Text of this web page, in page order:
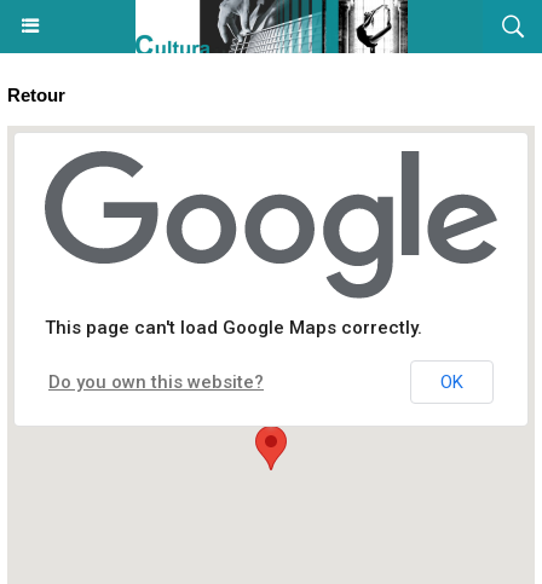
Retour
Escape game - Cultura - Aiacciu
This page can't load Google Maps correctly.
Do you own this website? OK